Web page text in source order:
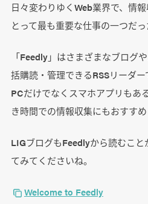
日々変わりゆくWeb業界で、情
とって最も重要な仕事の一つだっ
「Feedly」はさまざまなブログ
括購読・管理できるRSSリーダー
PCだけでなくスマホアプリもあ
き時間での情報収集にもおすすめ
LIGブログもFeedlyから読むこ
てみてくださいね。
Welcome to Feedly